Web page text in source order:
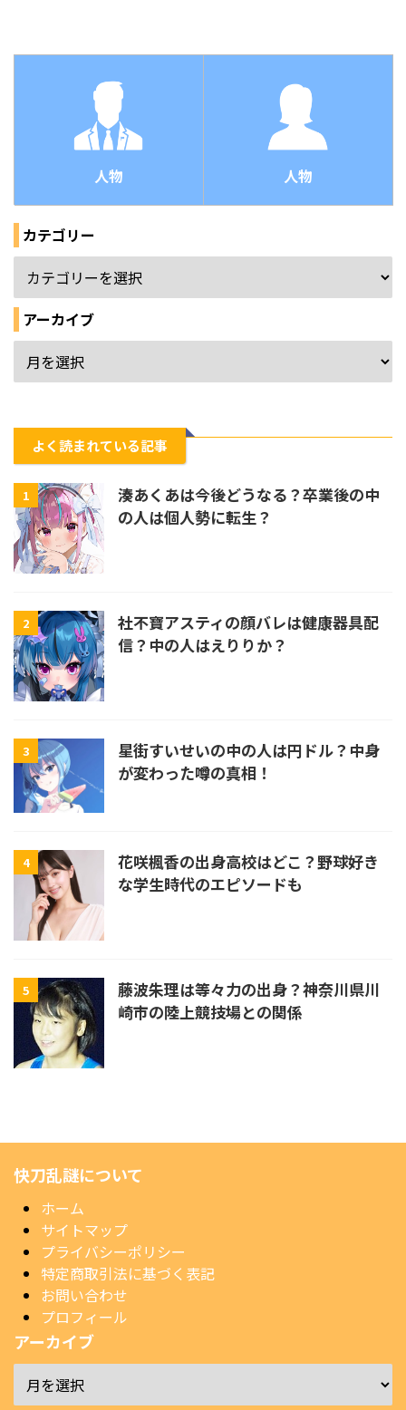
人物 人物
カテゴリー
アーカイブ
よく読まれている記事
1
湊あくあは今後どうなる？卒業後の中
の人は個人勢に転生？
2
社不寶アスティの顔バレは健康器具配
信？中の人はえりりか？
3
星街すいせいの中の人は円ドル？中身
が変わった噂の真相！
4
花咲楓香の出身高校はどこ？野球好き
な学生時代のエピソードも
5
藤波朱理は等々力の出身？神奈川県川
崎市の陸上競技場との関係
快刀乱謎について
ホーム
サイトマップ
プライバシーポリシー
特定商取引法に基づく表記
お問い合わせ
プロフィール
アーカイブ